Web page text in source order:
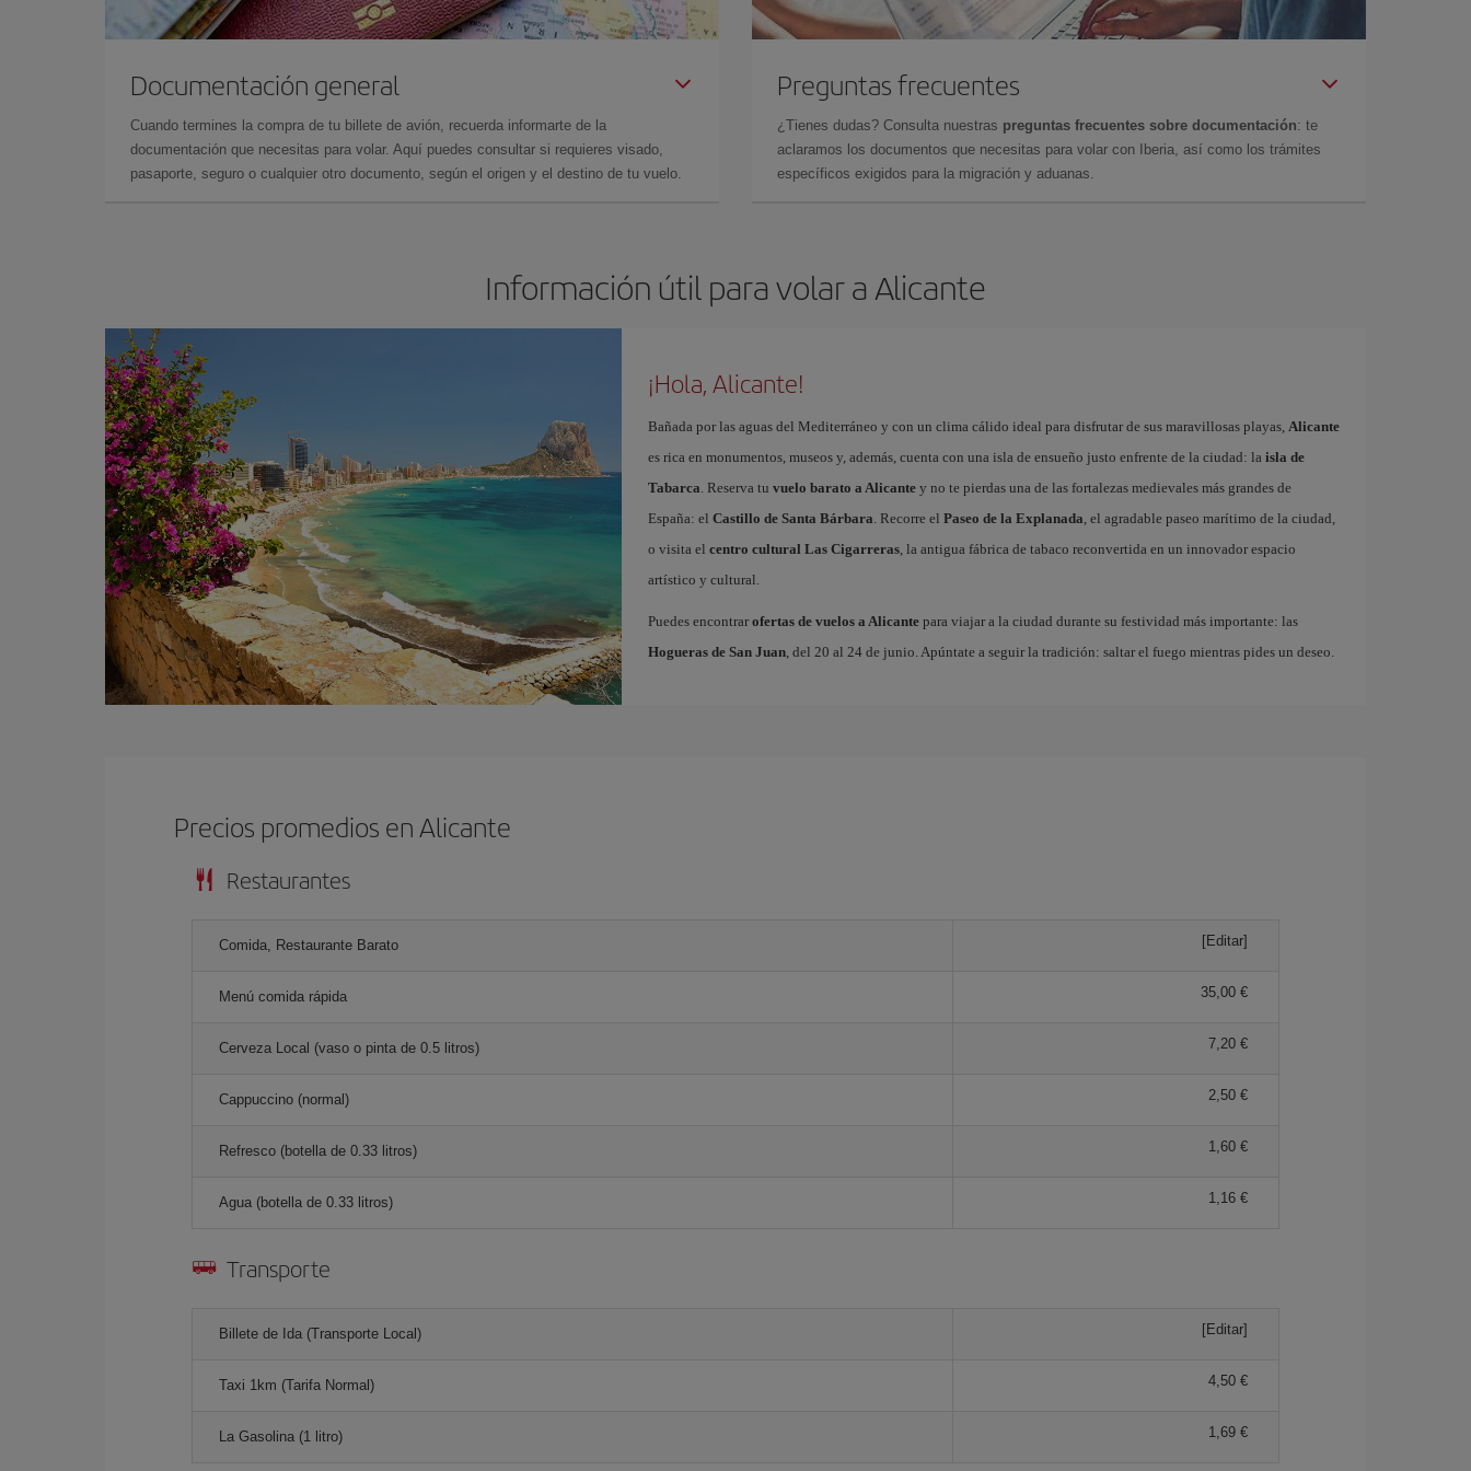
Documentación general
Cuando termines la compra de tu billete de avión, recuerda informarte de la
documentación que necesitas para volar. Aquí puedes consultar si requieres visado,
pasaporte, seguro o cualquier otro documento, según el origen y el destino de tu vuelo.
Preguntas frecuentes
¿Tienes dudas? Consulta nuestras preguntas frecuentes sobre documentación: te
aclaramos los documentos que necesitas para volar con Iberia, así como los trámites
específicos exigidos para la migración y aduanas.
Información útil para volar a Alicante
¡Hola, Alicante!
Bañada por las aguas del Mediterráneo y con un clima cálido ideal para disfrutar de sus maravillosas playas, Alicante
es rica en monumentos, museos y, además, cuenta con una isla de ensueño justo enfrente de la ciudad: la isla de
Tabarca. Reserva tu vuelo barato a Alicantey no te pierdas una de las fortalezas medievales más grandes de
España: el Castillo de Santa Bárbara. Recorre el Paseo de la Explanada, el agradable paseo marítimo de la ciudad,
o visita el centro cultural Las Cigarreras, la antigua fábrica de tabaco reconvertida en un innovador espacio
artístico y cultural.
Puedes encontrar ofertas de vuelos a Alicantepara viajar a la ciudad durante su festividad más importante: las
Hogueras de San Juan, del 20 al 24 de junio. Apúntate a seguir la tradición: saltar el fuego mientras pides un deseo.
Precios promedios en Alicante
Restaurantes
Comida, Restaurante Barato [Editar]
Menú comida rápida 35,00 €
Cerveza Local (vaso o pinta de 0.5 litros) 7,20 €
Cappuccino (normal) 2,50 €
Refresco (botella de 0.33 litros) 1,60 €
Agua (botella de 0.33 litros) 1,16 €
Transporte
Billete de Ida (Transporte Local) [Editar]
Taxi 1km (Tarifa Normal) 4,50 €
La Gasolina (1 litro) 1,69 €